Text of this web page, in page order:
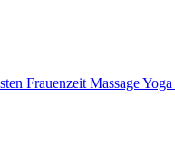
Frauenzeit MassageYoga